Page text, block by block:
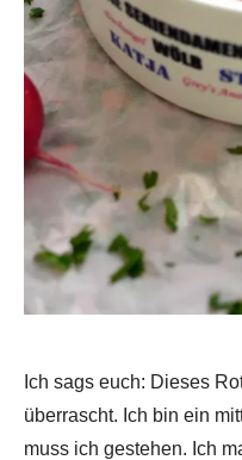
Ich sags euch: Dieses
überrascht. Ich bin ein
muss ich gestehen. Ich